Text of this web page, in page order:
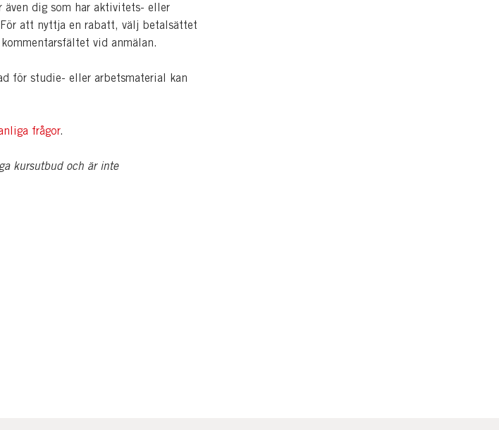
även dig som har aktivitets- eller
att nyttja en rabatt, välj betalsättet
vid anmälan.
för studie- eller arbetsmaterial kan
frågor.
kursutbud och är inte